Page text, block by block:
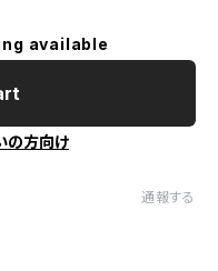
available
の方向け
通報する